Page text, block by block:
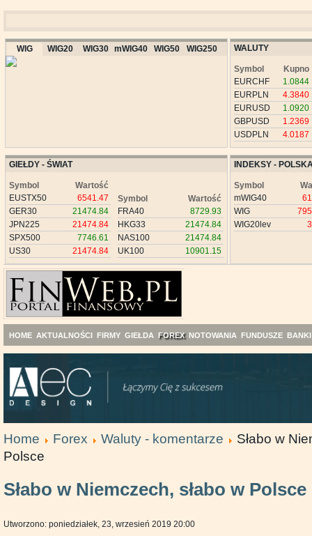
WIG WIG20 WIG30 mWIG40 WIG50 WIG250 WALUTY
Symbol
Kupno
EURCHF
1.0844
EURPLN
4.3840
EURUSD
1.0920
GBPUSD
1.2369
USDPLN
4.0187
GIEŁDY - ŚWIAT
Symbol
Wartość
EUSTX50
6541.47
GER30
21474.84
JPN225
21474.84
SPX500
7746.61
US30
21474.84
Symbol
Wartość
FRA40
8729.93
HKG33
21474.84
NAS100
21474.84
UK100
10901.15
INDEKSY -
Symbol
mWIG40
WIG
WIG20lev
HOME AKTUALNOŚCI FIRMY GIEŁDA FOREX NOTOWANIA FUNDUSZE BANKI
Home Forex Waluty - komentarze
Słabo w
Polsce
Słabo w Niemczech, słabo w Polsce
Utworzono: poniedziałek, 23, wrzesień 2019 20:00